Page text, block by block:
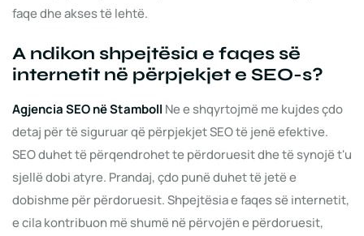
faqe dhe akses të lehtë.
A ndikon shpejtësia e faqes së
internetit në përpjekjet e SEO-s?
Agjencia SEO në Stamboll Ne e shqyrtojmë me kujdes çdo
detaj për të siguruar që përpjekjet SEO të jenë efektive.
SEO duhet të përqendrohet te përdoruesit dhe të synojë t'u
sjellë dobi atyre. Prandaj, çdo punë duhet të jetë e
dobishme për përdoruesit. Shpejtësia e faqes së internetit,
e cila kontribuon më shumë në përvojën e përdoruesit,